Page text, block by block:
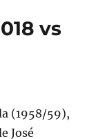
vs
(1958/59),
José